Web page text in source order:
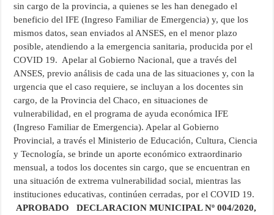
sin cargo de la provincia, a quienes se les han denegado el
beneficio del IFE (Ingreso Familiar de Emergencia) y, que los
mismos datos, sean enviados al ANSES, en el menor plazo
posible, atendiendo a la emergencia sanitaria, producida por el
COVID 19. Apelar al Gobierno Nacional, que a través del
ANSES, previo análisis de cada una de las situaciones y, con la
urgencia que el caso requiere, se incluyan a los docentes sin
cargo, de la Provincia del Chaco, en situaciones de
vulnerabilidad, en el programa de ayuda económica IFE
(Ingreso Familiar de Emergencia). Apelar al Gobierno
Provincial, a través el Ministerio de Educación, Cultura, Ciencia
y Tecnología, se brinde un aporte económico extraordinario
mensual, a todos los docentes sin cargo, que se encuentran en
una situación de extrema vulnerabilidad social, mientras las
instituciones educativas, continúen cerradas, por el COVID 19.
APROBADO
DECLARACION MUNICIPAL Nº 004/2020,